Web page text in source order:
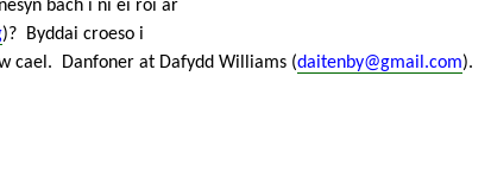
bach i ni ei roi ar
)? Byddai croeso i
cael. Danfoner at Dafydd Williams (daitenby@gmail.com).